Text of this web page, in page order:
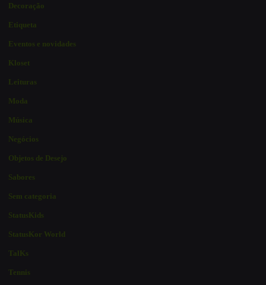
Decoração
Etiqueta
Eventos e novidades
Kloset
Leituras
Moda
Música
Negócios
Objetos de Desejo
Sabores
Sem categoria
StatusKids
StatusKor World
TalKs
Tennis